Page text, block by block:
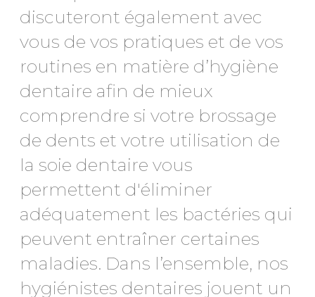
discuteront également avec
vous de vos pratiques et de vos
routines en matière d’hygiène
dentaire afin de mieux
comprendre si votre brossage
de dents et votre utilisation de
la soie dentaire vous
permettent d'éliminer
adéquatement les bactéries qui
peuvent entraîner certaines
maladies. Dans l’ensemble, nos
hygiénistes dentaires jouent un